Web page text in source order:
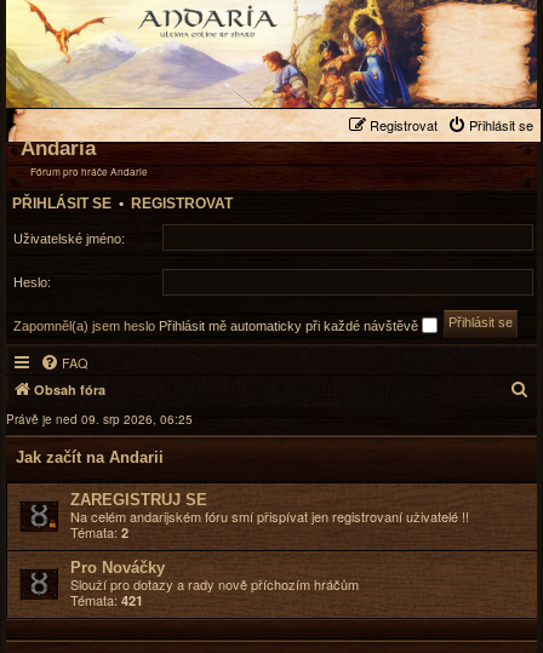
Přihlásit se
Registrovat
Andaria
Fórum pro hráče Andarie
PŘIHLÁSIT SE • REGISTROVAT
Uživatelské jméno:
Heslo:
Zapomněl(a) jsem heslo Přihlásit mě automaticky při každé návštěvě
FAQ
Obsah fóra
e
a
Právě je ned 09. srp 2026, 06:25
Jak začít na Andarii
ZAREGISTRUJ SE
Na celém andarijském fóru smí přispívat jen registrovaní uživatelé !!
Témata: 2
Pro Nováčky
Slouží pro dotazy a rady nově příchozím hráčům
Témata:421